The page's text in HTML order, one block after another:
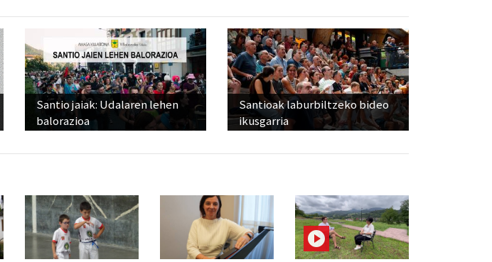
Santio jaiak: Udalaren lehen
balorazioa
Santioak laburbiltzeko bideo
ikusgarria